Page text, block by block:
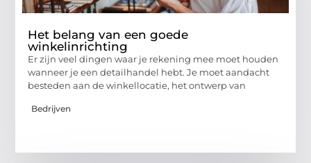
Het belang van een goede
winkelinrichting
Er zijn veel dingen waar je rekening mee moet houden
wanneer je een detailhandel hebt. Je moet aandacht
besteden aan de winkellocatie, het ontwerp van
Bedrijven